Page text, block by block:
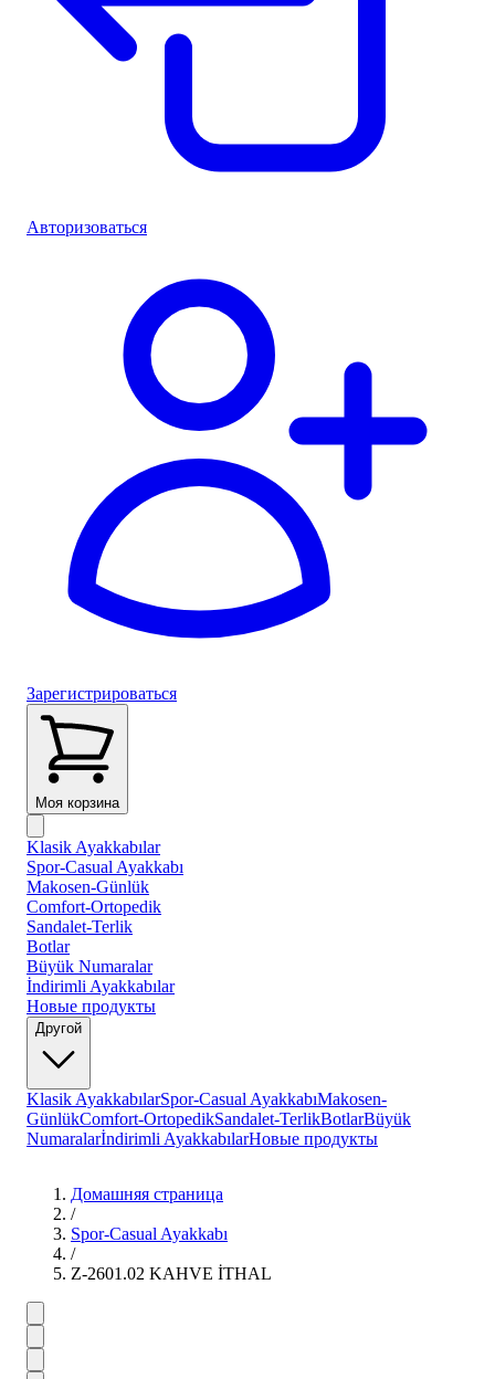
Авторизоваться
Зарегистрироваться
Моя корзина
Klasik Ayakkabılar
Spor-Casual Ayakkabı
Makosen-Günlük
Comfort-Ortopedik
Sandalet-Terlik
Botlar
Büyük Numaralar
İndirimli Ayakkabılar
Новые продукты
Другой
Klasik AyakkabılarSpor-Casual AyakkabıMakosen-
GünlükComfort-OrtopedikSandalet-TerlikBotlarBüyük
Numaralarİndirimli AyakkabılarНовые продукты
Домашняя страница
/
Spor-Casual Ayakkabı
/
Z-2601.02 KAHVE İTHAL